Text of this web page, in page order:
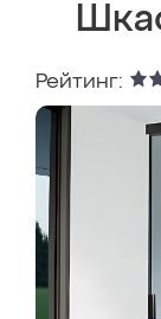
Рейтинг: